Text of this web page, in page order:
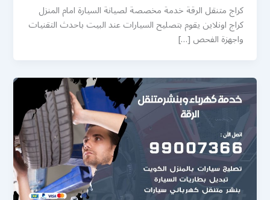
كراج متنقل الرقة خدمة مخصصة لصيانة السيارة امام المنزل
كراج اونلاين يقوم بتصليح السيارات عند البيت باحدث التقنيات
واجهزة الفحص […]